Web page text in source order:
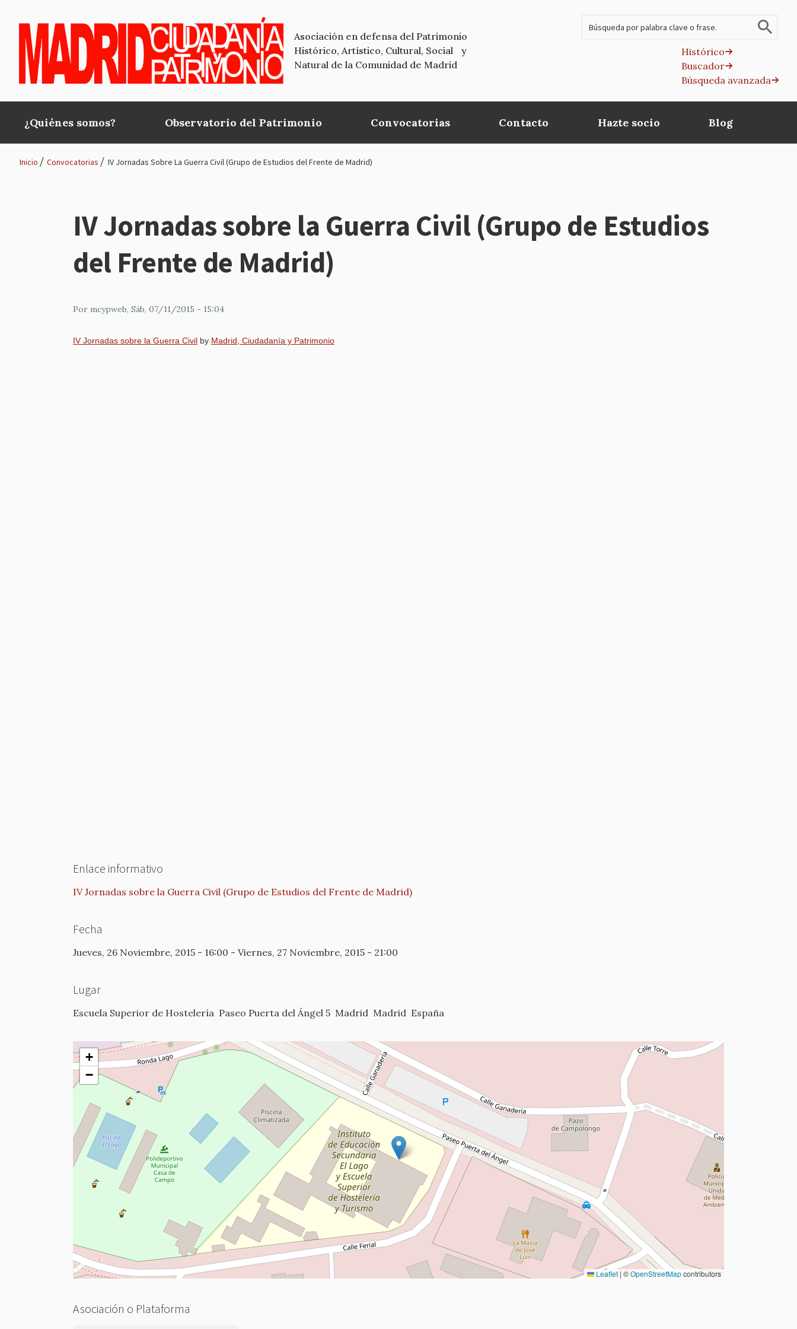
Asociación en defensa del Patrimonio
Histórico, Artístico, Cultural, Social y
Natural de la Comunidad de Madrid
Histórico
Buscador
Búsqueda avanzada
Main
navigation
¿Quiénes somos? Observatorio del Patrimonio Convocatorias Contacto Hazte socio Blog
navegación
Inicio Convocatorias IV Jornadas Sobre La Guerra Civil (Grupo de Estudios del Frente de Madrid)
IV Jornadas sobre la Guerra Civil (Grupo de Estudios
del Frente de Madrid)
Por mcypweb, Sáb, 07/11/2015 - 15:04
IV Jornadas sobre la Guerra Civil by Madrid, Ciudadanía y Patrimonio
Enlace informativo
IV Jornadas sobre la Guerra Civil (Grupo de Estudios del Frente de Madrid)
Fecha
Jueves, 26 Noviembre, 2015 - 16:00 - Viernes, 27 Noviembre, 2015 - 21:00
Lugar
Escuela Superior de Hostelería Paseo Puerta del Ángel 5 Madrid Madrid España
+
−
Leaflet | ©OpenStreetMapcontributors
Asociación o Plataforma